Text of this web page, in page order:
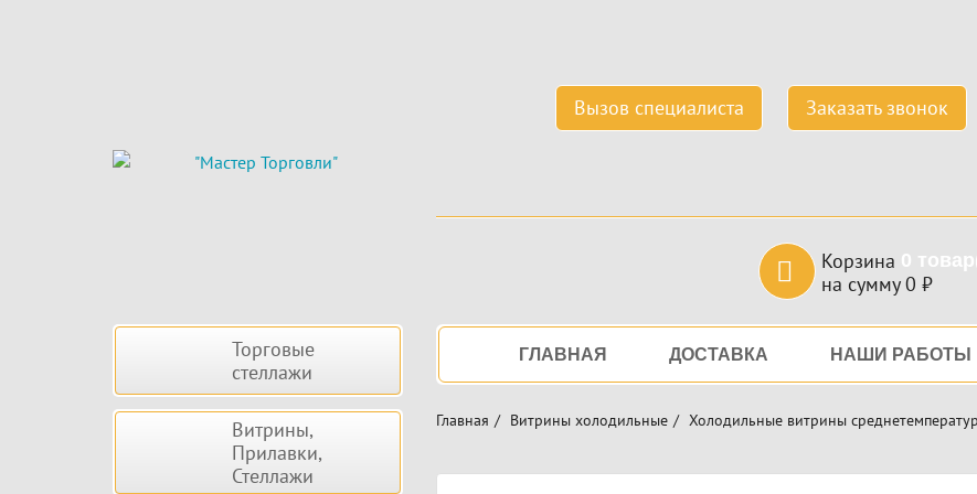
Вызов специалиста Заказать звонок
Корзина 0
на сумму0 ₽
НавигацияГЛАВНАЯ ДОСТАВКА НАШИ РАБОТЫ
Главная Витрины холодильные Холодильные витрины
Боковая Торговые
стеллажи
Витрины,
Прилавки,
Стеллажи